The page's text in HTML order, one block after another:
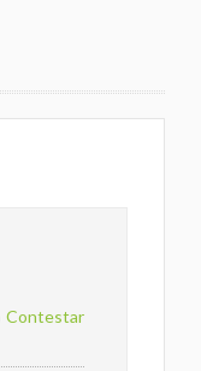
Contestar